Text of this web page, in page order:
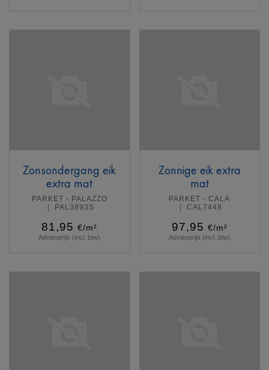
Zonsondergang eik
extra mat
PARKET - PALAZZO
PAL3893S
81,95 €/m²
Adviesprijs (incl. btw)
Zonnige eik extra
mat
PARKET - CALA
CAL7449
97,95 €/m²
Adviesprijs (incl. btw)